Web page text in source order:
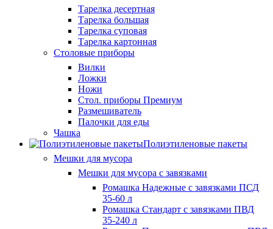
Тарелка десертная
Тарелка большая
Тарелка суповая
Тарелка картонная
Столовые приборы
Вилки
Ложки
Ножи
Стол. приборы Премиум
Размешиватель
Палочки для еды
Чашка
Полиэтиленовые пакеты
Мешки для мусора
Мешки для мусора с завязками
Ромашка Надежные с завязками ПСД
35-60 л
Ромашка Стандарт с завязками ПВД
35-240 л